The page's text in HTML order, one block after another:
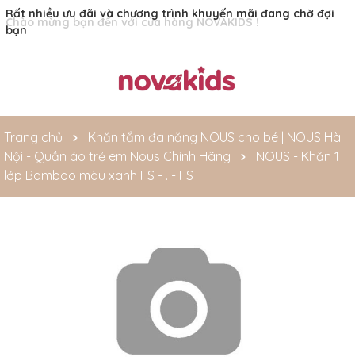
Rất nhiều ưu đãi và chương trình khuyến mãi đang chờ đợi
bạn
Trang chủ
Khăn tắm đa năng NOUS cho bé | NOUS Hà
Nội - Quần áo trẻ em Nous Chính Hãng
NOUS - Khăn 1
lớp Bamboo màu xanh FS - . - FS